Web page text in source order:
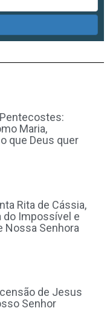
Maria,
que Deus quer
Rita de Cássia,
do Impossível e
Nossa Senhora
de Jesus
Senhor